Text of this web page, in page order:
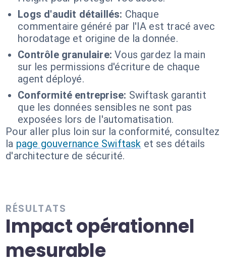
Logs d'audit détaillés: Chaque
commentaire généré par l'IA est tracé avec
horodatage et origine de la donnée.
Contrôle granulaire: Vous gardez la main
sur les permissions d'écriture de chaque
agent déployé.
Conformité entreprise: Swiftask garantit
que les données sensibles ne sont pas
exposées lors de l'automatisation.
Pour aller plus loin sur la conformité, consultez
la page gouvernance Swiftask et ses détails
d'architecture de sécurité.
RÉSULTATS
Impact opérationnel
mesurable